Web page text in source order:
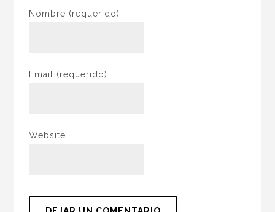
Nombre (requerido)
Email (requerido)
Website